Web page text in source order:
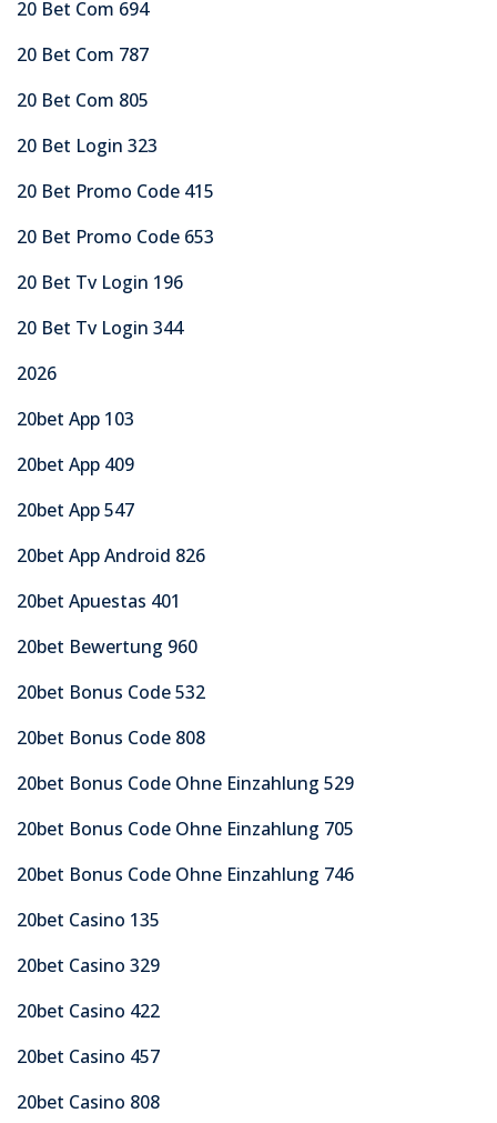
20 Bet Com 694
20 Bet Com 787
20 Bet Com 805
20 Bet Login 323
20 Bet Promo Code 415
20 Bet Promo Code 653
20 Bet Tv Login 196
20 Bet Tv Login 344
2026
20bet App 103
20bet App 409
20bet App 547
20bet App Android 826
20bet Apuestas 401
20bet Bewertung 960
20bet Bonus Code 532
20bet Bonus Code 808
20bet Bonus Code Ohne Einzahlung 529
20bet Bonus Code Ohne Einzahlung 705
20bet Bonus Code Ohne Einzahlung 746
20bet Casino 135
20bet Casino 329
20bet Casino 422
20bet Casino 457
20bet Casino 808